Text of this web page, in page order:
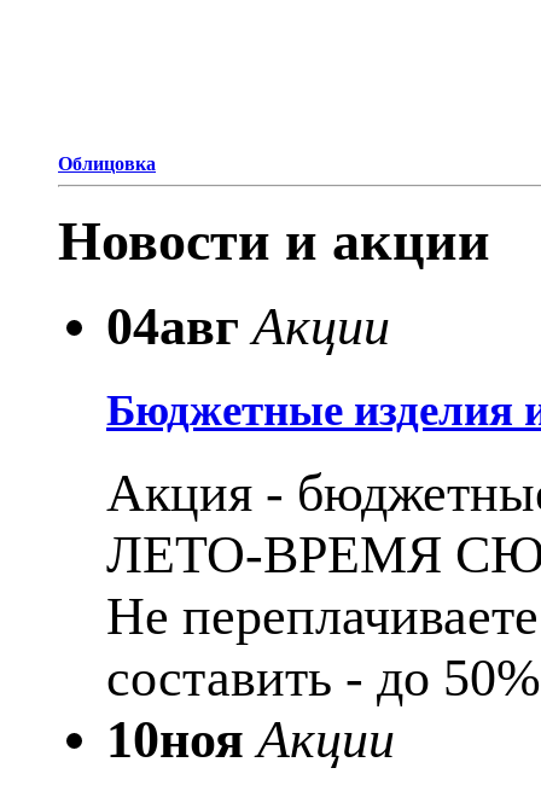
Облицовка
Новости и акции
04авг Акции
Бюджетные изделия
Акция -
ЛЕТО-ВРЕМЯ
Не
составить - до
10ноя Акции